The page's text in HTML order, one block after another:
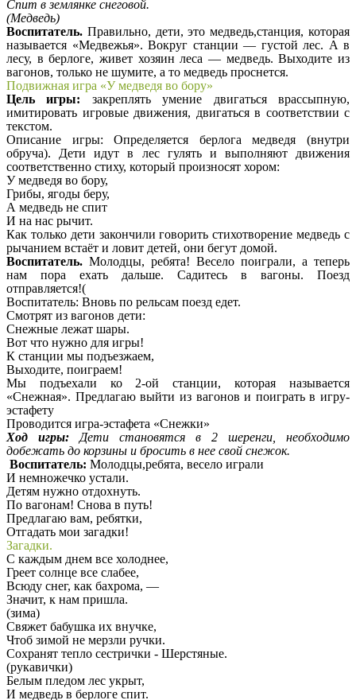
Спит в землянке снеговой.
(Медведь)
Воспитатель. Правильно, дети, это медведь,станция, которая
называется «Медвежья». Вокруг станции — густой лес. А в
лесу, в берлоге, живет хозяин леса — медведь. Выходите из
вагонов, только не шумите, а то медведь проснется.
Подвижная игра «У медведя во бору»
Цель игры: закреплять умение двигаться врассыпную,
имитировать игровые движения, двигаться в соответствии с
текстом.
Описание игры: Определяется берлога медведя (внутри
обруча). Дети идут в лес гулять и выполняют движения
соответственно стиху, который произносят хором:
У медведя во бору,
Грибы, ягоды беру,
А медведь не спит
И на нас рычит.
Как только дети закончили говорить стихотворение медведь с
рычанием встаёт и ловит детей, они бегут домой.
Воспитатель. Молодцы, ребята! Весело поиграли, а теперь
нам пора ехать дальше. Садитесь в вагоны. Поезд
отправляется!(
Воспитатель: Вновь по рельсам поезд едет.
Смотрят из вагонов дети:
Снежные лежат шары.
Вот что нужно для игры!
К станции мы подъезжаем,
Выходите, поиграем!
Мы подъехали ко 2-ой станции, которая называется
«Снежная». Предлагаю выйти из вагонов и поиграть в игру-
эстафету
Проводится игра-эстафета «Снежки»
Ход игры: Дети становятся в 2 шеренги, необходимо
добежать до корзины и бросить в нее свой снежок.
Воспитатель: Молодцы,ребята, весело играли
И немножечко устали.
Детям нужно отдохнуть.
По вагонам! Снова в путь!
Предлагаю вам, ребятки,
Отгадать мои загадки!
Загадки.
С каждым днем все холоднее,
Греет солнце все слабее,
Всюду снег, как бахрома, —
Значит, к нам пришла.
(зима)
Свяжет бабушка их внучке,
Чтоб зимой не мерзли ручки.
Сохранят тепло сестрички - Шерстяные.
(рукавички)
Белым пледом лес укрыт,
И медведь в берлоге спит.